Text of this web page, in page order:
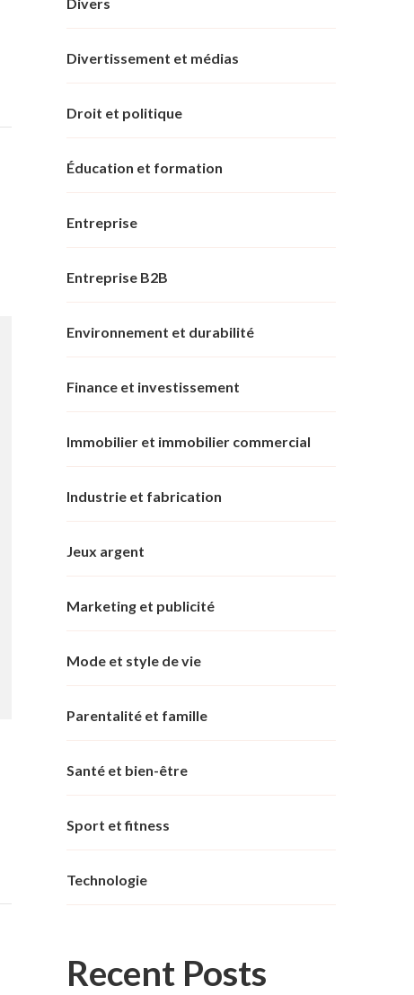
Divertissement et médias
Droit et politique
Éducation et formation
Entreprise
Entreprise B2B
Environnement et durabilité
Finance et investissement
Immobilier et immobilier commercial
Industrie et fabrication
Jeux argent
Marketing et publicité
Mode et style de vie
Parentalité et famille
Santé et bien-être
Sport et fitness
Technologie
Recent Posts